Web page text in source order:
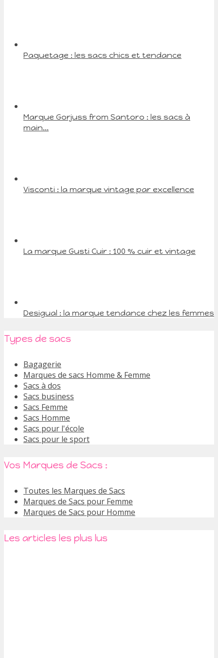
Paquetage : les sacs chics et tendance
Marque Gorjuss from Santoro : les sacs à
main...
Visconti : la marque vintage par excellence
La marque Gusti Cuir : 100 % cuir et vintage
Desigual : la marque tendance chez les femmes
Types de sacs
Bagagerie
Marques de sacs Homme & Femme
Sacs à dos
Sacs business
Sacs Femme
Sacs Homme
Sacs pour l'école
Sacs pour le sport
Vos Marques de Sacs :
Toutes les Marques de Sacs
Marques de Sacs pour Femme
Marques de Sacs pour Homme
Les articles les plus lus